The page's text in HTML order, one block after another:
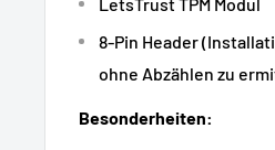
8-Pin Header
ohne Abzählen zu
Besonderheiten: